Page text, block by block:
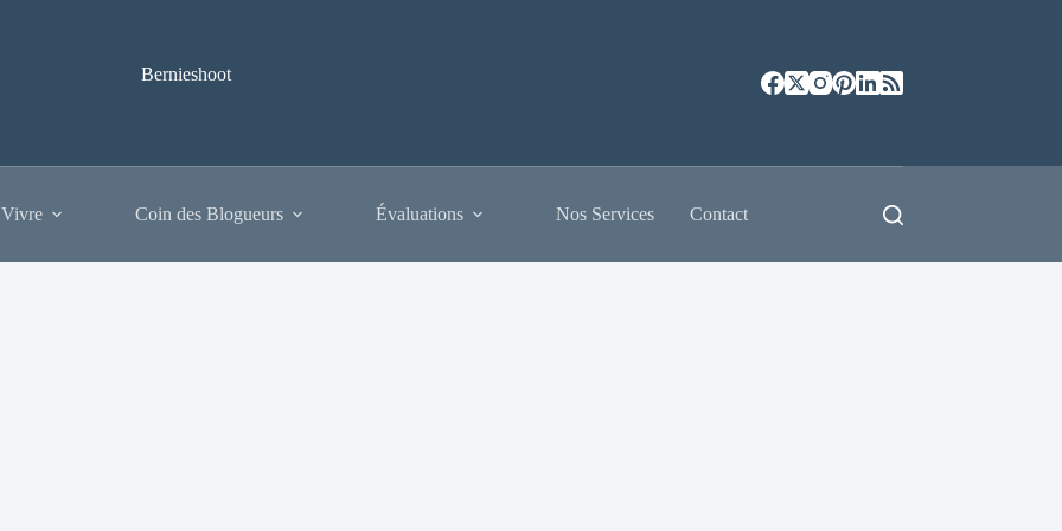
Bernieshoot
Coin des Blogueurs Évaluations Nos Services Contact